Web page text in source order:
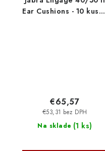
Ear Cushions - 10 kusov
Na sklade (1 ks)
€53,31 bez DPH
€65,57